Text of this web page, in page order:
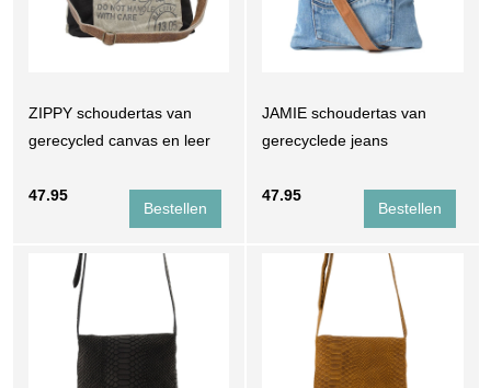
ZIPPY schoudertas van
gerecycled canvas en leer
47.95
JAMIE schoudertas van
gerecyclede jeans
47.95